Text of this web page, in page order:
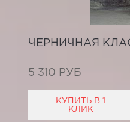
ЧЕРНИЧНАЯ
5 310 РУБ
КУПИТЬ В 1
КЛИК